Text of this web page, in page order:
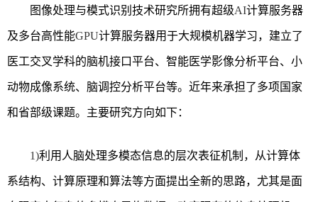
图像处理与模式识别技术研究所拥有超级AI计算服务器
及多台高性能GPU计算服务器用于大规模机器学习，建立了
医工交叉学科的脑机接口平台、智能医学影像分析平台、小
动物成像系统、脑调控分析平台等。近年来承担了多项国家
和省部级课题。主要研究方向如下：
1)利用人脑处理多模态信息的层次表征机制，从计算体
系结构、计算原理和算法等方面提出全新的思路，尤其是面